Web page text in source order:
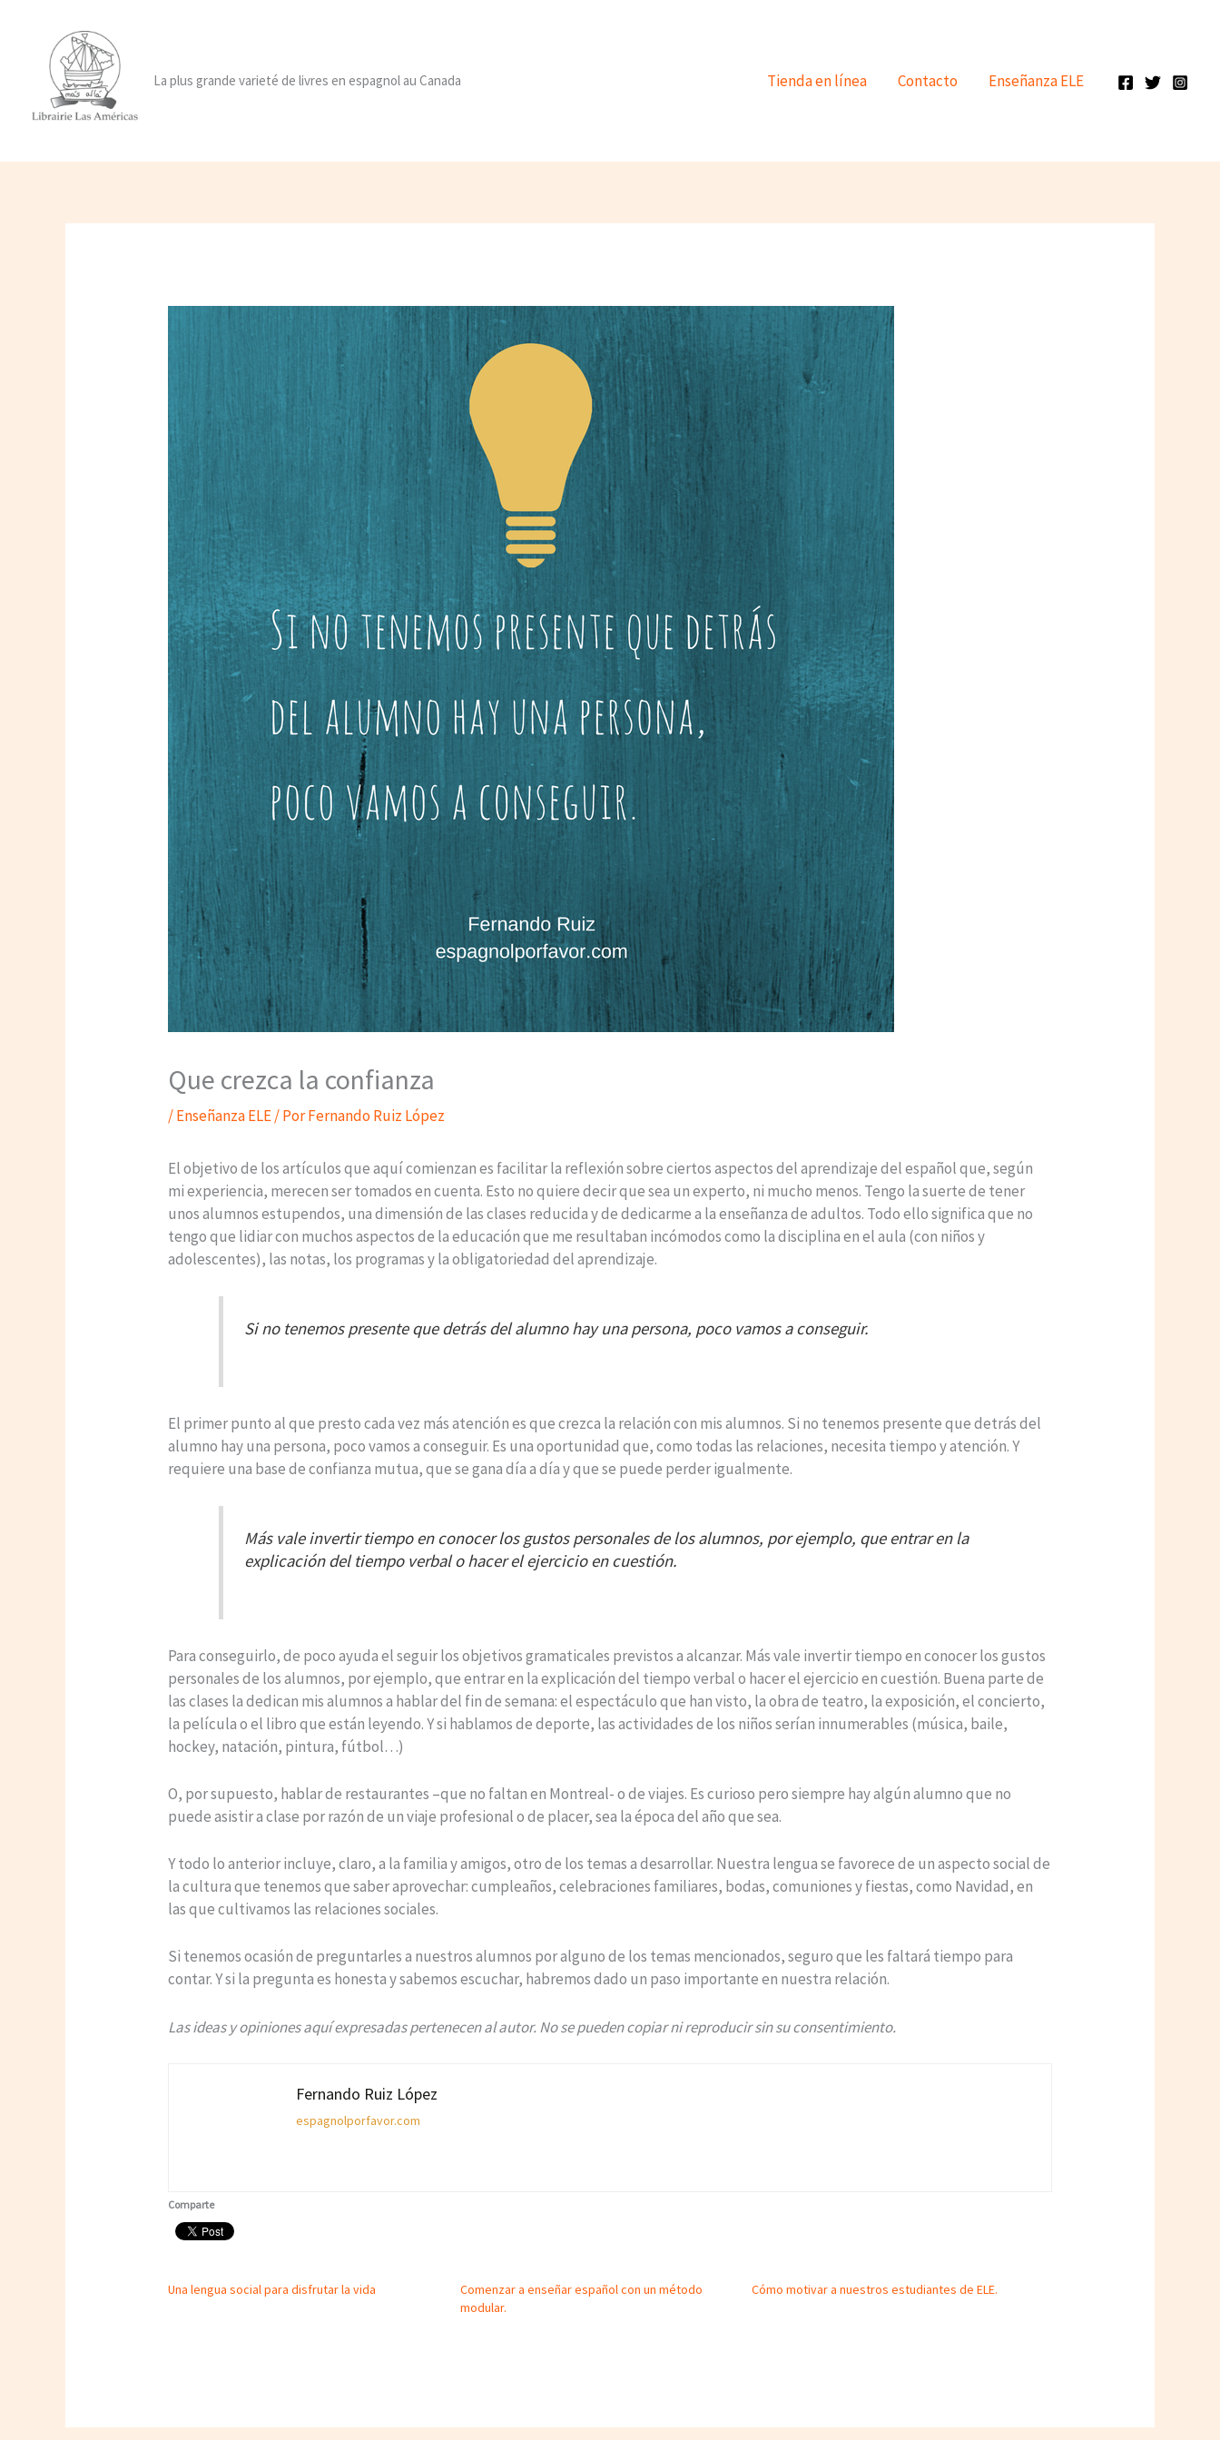
contenido
La plus grande varieté de livres en espagnol au Canada Tienda en línea Contacto Enseñanza ELE
Que crezca la confianza
/Enseñanza ELE/ PorFernando Ruiz López
El objetivo de los artículos que aquí comienzan es facilitar la reflexión sobre ciertos aspectos del aprendizaje del español que, según
mi experiencia, merecen ser tomados en cuenta. Esto no quiere decir que sea un experto, ni mucho menos. Tengo la suerte de tener
unos alumnos estupendos, una dimensión de las clases reducida y de dedicarme a la enseñanza de adultos. Todo ello significa que no
tengo que lidiar con muchos aspectos de la educación que me resultaban incómodos como la disciplina en el aula (con niños y
adolescentes), las notas, los programas y la obligatoriedad del aprendizaje.
Si no tenemos presente que detrás del alumno hay una persona, poco vamos a conseguir.
El primer punto al que presto cada vez más atención es que crezca la relación con mis alumnos. Si no tenemos presente que detrás del
alumno hay una persona, poco vamos a conseguir. Es una oportunidad que, como todas las relaciones, necesita tiempo y atención. Y
requiere una base de confianza mutua, que se gana día a día y que se puede perder igualmente.
Más vale invertir tiempo en conocer los gustos personales de los alumnos, por ejemplo, que entrar en la
explicación del tiempo verbal o hacer el ejercicio en cuestión.
Para conseguirlo, de poco ayuda el seguir los objetivos gramaticales previstos a alcanzar. Más vale invertir tiempo en conocer los gustos
personales de los alumnos, por ejemplo, que entrar en la explicación del tiempo verbal o hacer el ejercicio en cuestión. Buena parte de
las clases la dedican mis alumnos a hablar del fin de semana: el espectáculo que han visto, la obra de teatro, la exposición, el concierto,
la película o el libro que están leyendo. Y si hablamos de deporte, las actividades de los niños serían innumerables (música, baile,
hockey, natación, pintura, fútbol…)
O, por supuesto, hablar de restaurantes –que no faltan en Montreal- o de viajes. Es curioso pero siempre hay algún alumno que no
puede asistir a clase por razón de un viaje profesional o de placer, sea la época del año que sea.
Y todo lo anterior incluye, claro, a la familia y amigos, otro de los temas a desarrollar. Nuestra lengua se favorece de un aspecto social de
la cultura que tenemos que saber aprovechar: cumpleaños, celebraciones familiares, bodas, comuniones y fiestas, como Navidad, en
las que cultivamos las relaciones sociales.
Si tenemos ocasión de preguntarles a nuestros alumnos por alguno de los temas mencionados, seguro que les faltará tiempo para
contar. Y si la pregunta es honesta y sabemos escuchar, habremos dado un paso importante en nuestra relación.
Las ideas y opiniones aquí expresadas pertenecen al autor. No se pueden copiar ni reproducir sin su consentimiento.
Fernando Ruiz López
espagnolporfavor.com
Comparte
Una lengua social para disfrutar la vida
Comenzar a enseñar español con un método
modular.
Cómo motivar a nuestros estudiantes de ELE.